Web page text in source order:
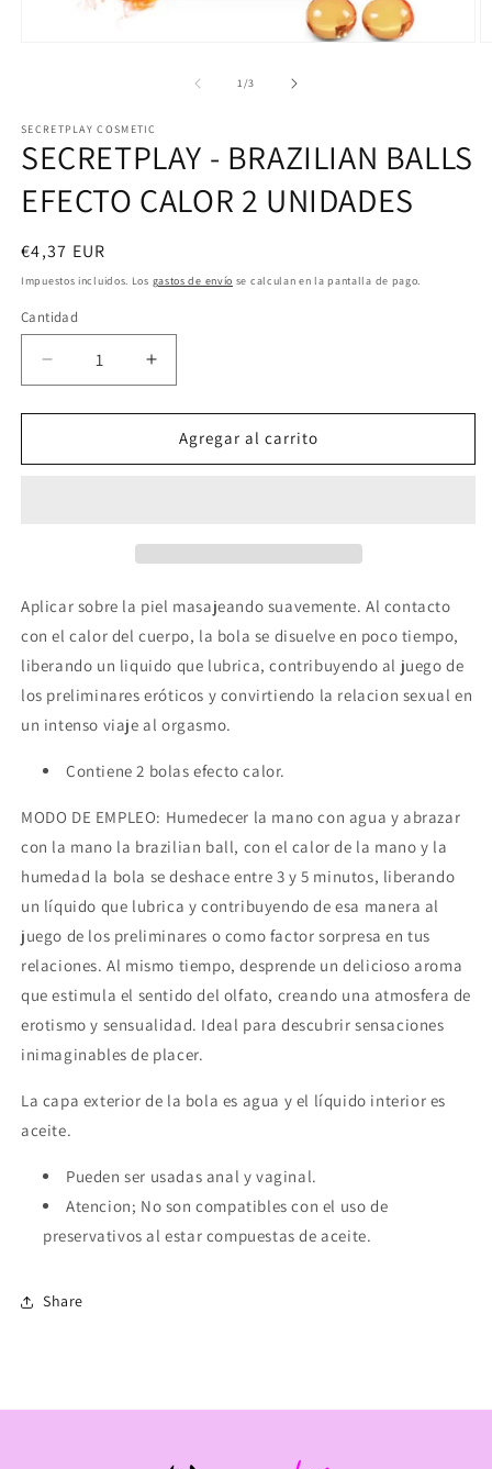
una
ventana
modal
1/de
3
SECRETPLAY COSMETIC
SECRETPLAY - BRAZILIAN BALLS
EFECTO CALOR 2 UNIDADES
Precio
habitual
€4,37 EUR
Impuestos incluidos. Los gastos de envío se calculan en la pantalla de pago.
Cantidad
Reducir
cantidad
para
-
UNIDADES
Aumentar
cantidad
para
SECRETPLAY
-
UNIDADES
Agregar al carrito
Aplicar sobre la piel masajeando suavemente. Al contacto
con el calor del cuerpo, la bola se disuelve en poco tiempo,
liberando un liquido que lubrica, contribuyendo al juego de
los preliminares eróticos y convirtiendo la relacion sexual en
un intenso viaje al orgasmo.
Contiene 2 bolas efecto calor.
MODO DE EMPLEO: Humedecer la mano con agua y abrazar
con la mano la brazilian ball, con el calor de la mano y la
humedad la bola se deshace entre 3 y 5 minutos, liberando
un líquido que lubrica y contribuyendo de esa manera al
juego de los preliminares o como factor sorpresa en tus
relaciones. Al mismo tiempo, desprende un delicioso aroma
que estimula el sentido del olfato, creando una atmosfera de
erotismo y sensualidad. Ideal para descubrir sensaciones
inimaginables de placer.
La capa exterior de la bola es agua y el líquido interior es
aceite.
Pueden ser usadas anal y vaginal.
Atencion; No son compatibles con el uso de
preservativos al estar compuestas de aceite.
Share